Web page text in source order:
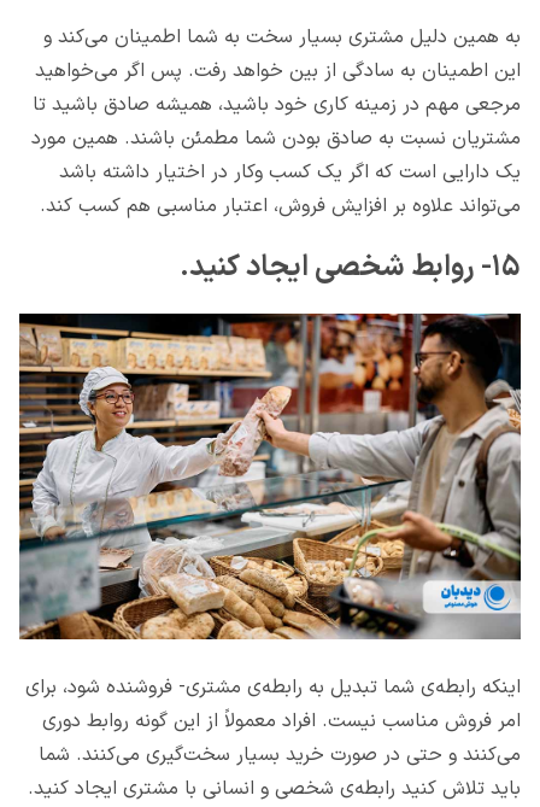
به همین دلیل مشتری بسیار سخت به شما اطمینان می‌کند و
این اطمینان به سادگی از بین خواهد رفت. پس اگر می‌خواهید
مرجعی مهم در زمینه کاری خود باشید، همیشه صادق باشید تا
مشتریان نسبت به صادق بودن شما مطمئن باشند. همین مورد
یک دارایی است که اگر یک کسب وکار در اختیار داشته باشد
می‌تواند علاوه بر افزایش فروش، اعتبار مناسبی هم کسب کند.
۱۵- روابط شخصی ایجاد کنید.
اینکه رابطه‌ی شما تبدیل به رابطه‌ی مشتری- فروشنده شود، برای
امر فروش مناسب نیست. افراد معمولاً از این گونه روابط دوری
می‌کنند و حتی در صورت خرید بسیار سخت‌گیری می‌کنند. شما
باید تلاش کنید رابطه‌ی شخصی و انسانی با مشتری ایجاد کنید.